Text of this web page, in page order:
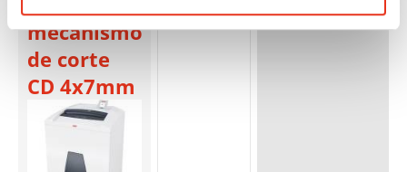
mecanismo
de corte
CD 4x7mm